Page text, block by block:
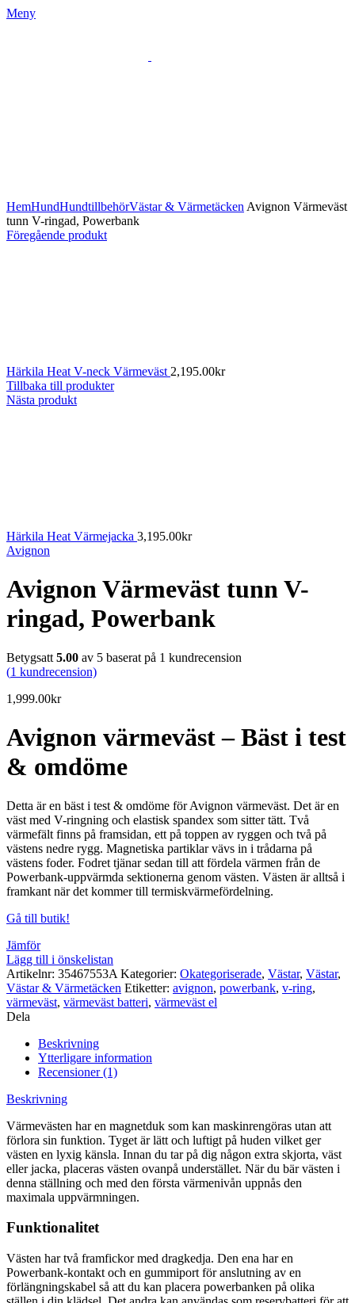
Meny
HemHundHundtillbehörVästar & Värmetäcken Avignon Värmeväst
tunn V-ringad, Powerbank
Föregående produkt
Härkila Heat V-neck Värmeväst 2,195.00kr
Tillbaka till produkter
Nästa produkt
Härkila Heat Värmejacka 3,195.00kr
Avignon
Avignon Värmeväst tunn V-
ringad, Powerbank
Betygsatt 5.00 av 5 baserat på 1 kundrecension
(1 kundrecension)
1,999.00kr
Avignon värmeväst – Bäst i test
& omdöme
Detta är en bäst i test & omdöme för Avignon värmeväst. Det är en
väst med V-ringning och elastisk spandex som sitter tätt. Två
värmefält finns på framsidan, ett på toppen av ryggen och två på
västens nedre rygg. Magnetiska partiklar vävs in i trådarna på
västens foder. Fodret tjänar sedan till att fördela värmen från de
Powerbank-uppvärmda sektionerna genom västen. Västen är alltså i
framkant när det kommer till termiskvärmefördelning.
Gå till butik!
Jämför
Lägg till i önskelistan
Artikelnr: 35467553A Kategorier: Okategoriserade, Västar, Västar,
Västar & Värmetäcken Etiketter: avignon, powerbank, v-ring,
värmeväst, värmeväst batteri, värmeväst el
Dela
Beskrivning
Ytterligare information
Recensioner (1)
Beskrivning
Värmevästen har en magnetduk som kan maskinrengöras utan att
förlora sin funktion. Tyget är lätt och luftigt på huden vilket ger
västen en lyxig känsla. Innan du tar på dig någon extra skjorta, väst
eller jacka, placeras västen ovanpå understället. När du bär västen i
denna ställning och med den första värmenivån uppnås den
maximala uppvärmningen.
Funktionalitet
Västen har två framfickor med dragkedja. Den ena har en
Powerbank-kontakt och en gummiport för anslutning av en
förlängningskabel så att du kan placera powerbanken på olika